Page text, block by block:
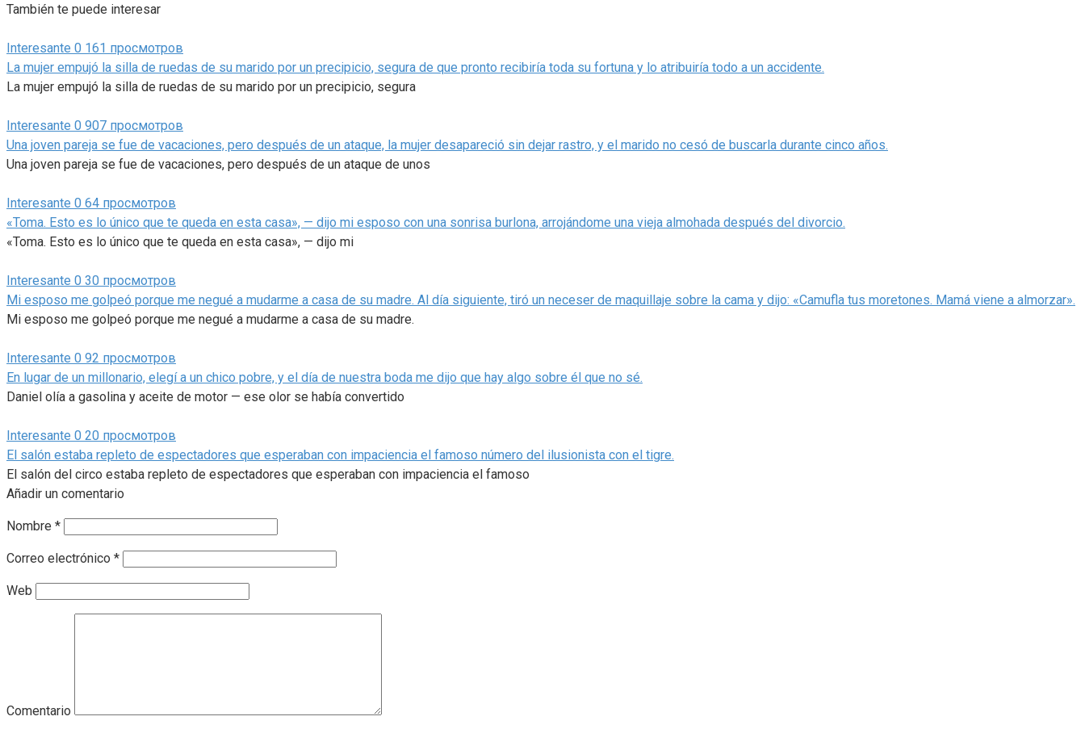
También te puede interesar
Interesante 0 161 просмотров
La mujer empujó la silla de ruedas de su marido por un precipicio, segura de que pronto recibiría toda su fortuna y lo atribuiría todo a un accidente.
La mujer empujó la silla de ruedas de su marido por un precipicio, segura
Interesante 0 907 просмотров
Una joven pareja se fue de vacaciones, pero después de un ataque, la mujer desapareció sin dejar rastro, y el marido no cesó de buscarla durante cinco años.
Una joven pareja se fue de vacaciones, pero después de un ataque de unos
Interesante 0 64 просмотров
«Toma. Esto es lo único que te queda en esta casa», — dijo mi esposo con una sonrisa burlona, arrojándome una vieja almohada después del divorcio.
«Toma. Esto es lo único que te queda en esta casa», — dijo mi
Interesante 0 30 просмотров
Mi esposo me golpeó porque me negué a mudarme a casa de su madre. Al día siguiente, tiró un neceser de maquillaje sobre la cama y dijo: «Camufla tus moretones. Mamá viene a almorzar».
Mi esposo me golpeó porque me negué a mudarme a casa de su madre.
Interesante 0 92 просмотров
En lugar de un millonario, elegí a un chico pobre, y el día de nuestra boda me dijo que hay algo sobre él que no sé.
Daniel olía a gasolina y aceite de motor — ese olor se había convertido
Interesante 0 20 просмотров
El salón estaba repleto de espectadores que esperaban con impaciencia el famoso número del ilusionista con el tigre.
El salón del circo estaba repleto de espectadores que esperaban con impaciencia el famoso
Añadir un comentario
Nombre *
Correo electrónico *
Web
Comentario